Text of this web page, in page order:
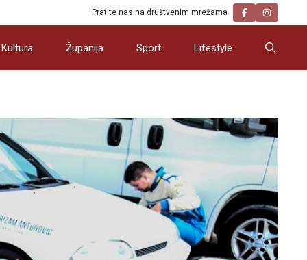
Pratite nas na društvenim mrežama
Kultura Županija Sport Lifestyle